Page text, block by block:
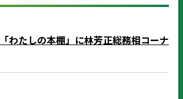
わたしの本棚」に林芳正総務相コーナ